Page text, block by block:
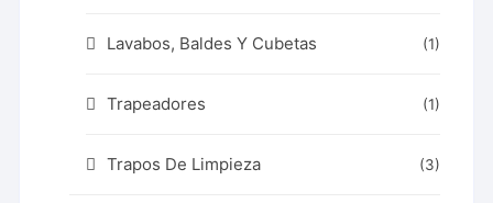
Lavabos, Baldes Y Cubetas (1)
Trapeadores (1)
Trapos De Limpieza (3)